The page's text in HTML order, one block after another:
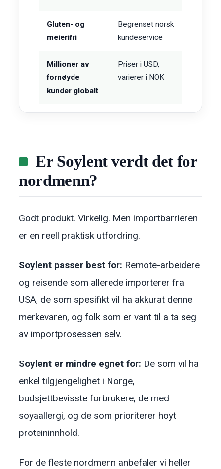
Gluten- og
meierifri
Begrenset norsk
kundeservice
Millioner av
fornøyde
kunder globalt
Priser i USD,
varierer i NOK
Er Soylent verdt det for
nordmenn?
Godt produkt. Virkelig. Men importbarrieren
er en reell praktisk utfordring.
Soylent passer best for: Remote-arbeidere
og reisende som allerede importerer fra
USA, de som spesifikt vil ha akkurat denne
merkevaren, og folk som er vant til a ta seg
av importprosessen selv.
Soylent er mindre egnet for: De som vil ha
enkel tilgjengelighet i Norge,
budsjettbevisste forbrukere, de med
soyaallergi, og de som prioriterer hoyt
proteininnhold.
For de fleste nordmenn anbefaler vi heller